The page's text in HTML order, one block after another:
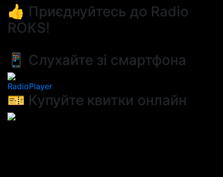
👍 Приєднуйтесь до Radio
ROKS!
📱 Слухайте зі смартфона
RadioPlayer
🎫 Купуйте квитки онлайн